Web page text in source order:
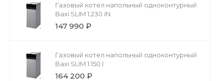
Газовый котел напольный одноконтурный
Baxi SLIM 1.230 iN
147 990 ₽
Газовый котел напольный одноконтурный
Baxi SLIM 1.150 I
164 200 ₽